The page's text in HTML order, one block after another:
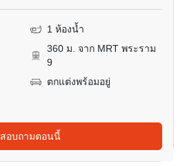
1 ห้องน้ำ
360 ม. จาก MRT พระราม
9
ตกแต่งพร้อมอยู่
สอบถามตอนนี้